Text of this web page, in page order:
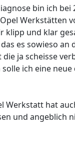
bin ich bei
Werkstätten
klipp und klar
es sowieso an
die ja scheisse
ich eine neue
Werkstatt hat
und angeblich